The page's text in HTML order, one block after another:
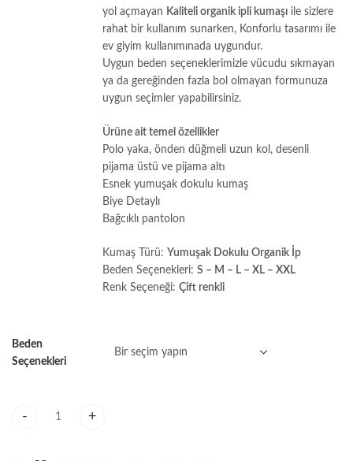
yol açmayan Kaliteli organik ipli kumaşı ile sizlere
rahat bir kullanım sunarken, Konforlu tasarımı ile
ev giyim kullanımınada uygundur.
Uygun beden seçeneklerimizle vücudu sıkmayan
ya da gereğinden fazla bol olmayan formunuza
uygun seçimler yapabilirsiniz.
Ürüne ait temel özellikler
Polo yaka, önden düğmeli uzun kol, desenli
pijama üstü ve pijama altı
Esnek yumuşak dokulu kumaş
Biye Detaylı
Bağcıklı pantolon
Kumaş Türü: Yumuşak Dokulu Organik İp
Beden Seçenekleri: S – M – L – XL – XXL
Renk Seçeneği: Çift renkli
Beden
Seçenekleri